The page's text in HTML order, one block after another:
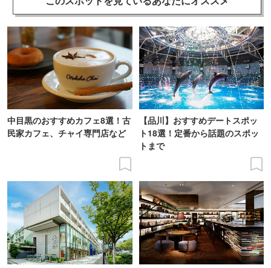
中目黒のおすすめカフェ8選！古
民家カフェ、チャイ専門店など
【品川】おすすめデートスポッ
ト18選！定番から話題のスポッ
トまで